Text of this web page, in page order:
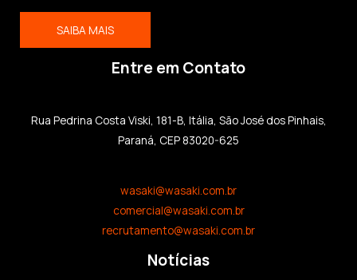
SAIBA MAIS
Entre em Contato
Rua Pedrina Costa Viski, 181-B, Itália, São José dos Pinhais,
Paraná, CEP 83020-625
wasaki@wasaki.com.br
comercial@wasaki.com.br
recrutamento@wasaki.com.br
Notícias